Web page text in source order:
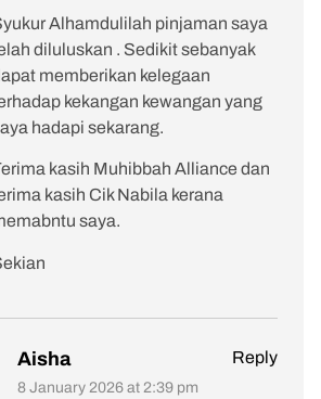
Alhamdulilah pinjaman saya
diluluskan . Sedikit sebanyak
memberikan kelegaan
kekangan kewangan yang
hadapi sekarang.
kasih Muhibbah Alliance dan
kasih Cik Nabila kerana
saya.
Aisha
8 January 2026 at 2:39 pm
Reply